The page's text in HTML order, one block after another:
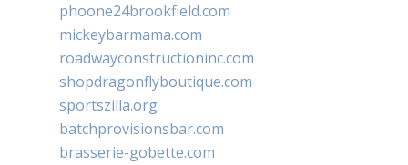
phoone24brookfield.com
mickeybarmama.com
roadwayconstructioninc.com
shopdragonflyboutique.com
sportszilla.org
batchprovisionsbar.com
brasserie-gobette.com